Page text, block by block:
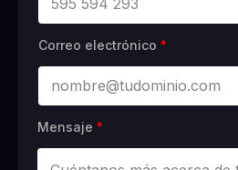
Correo electrónico *
Mensaje *